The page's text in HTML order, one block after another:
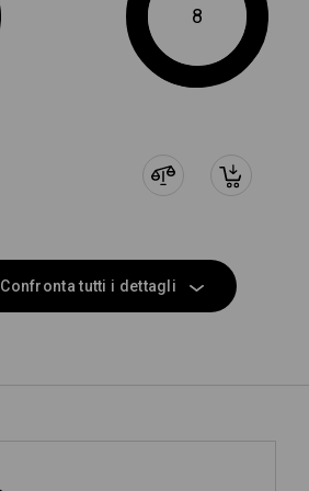
8
Confronta tutti i dettagli